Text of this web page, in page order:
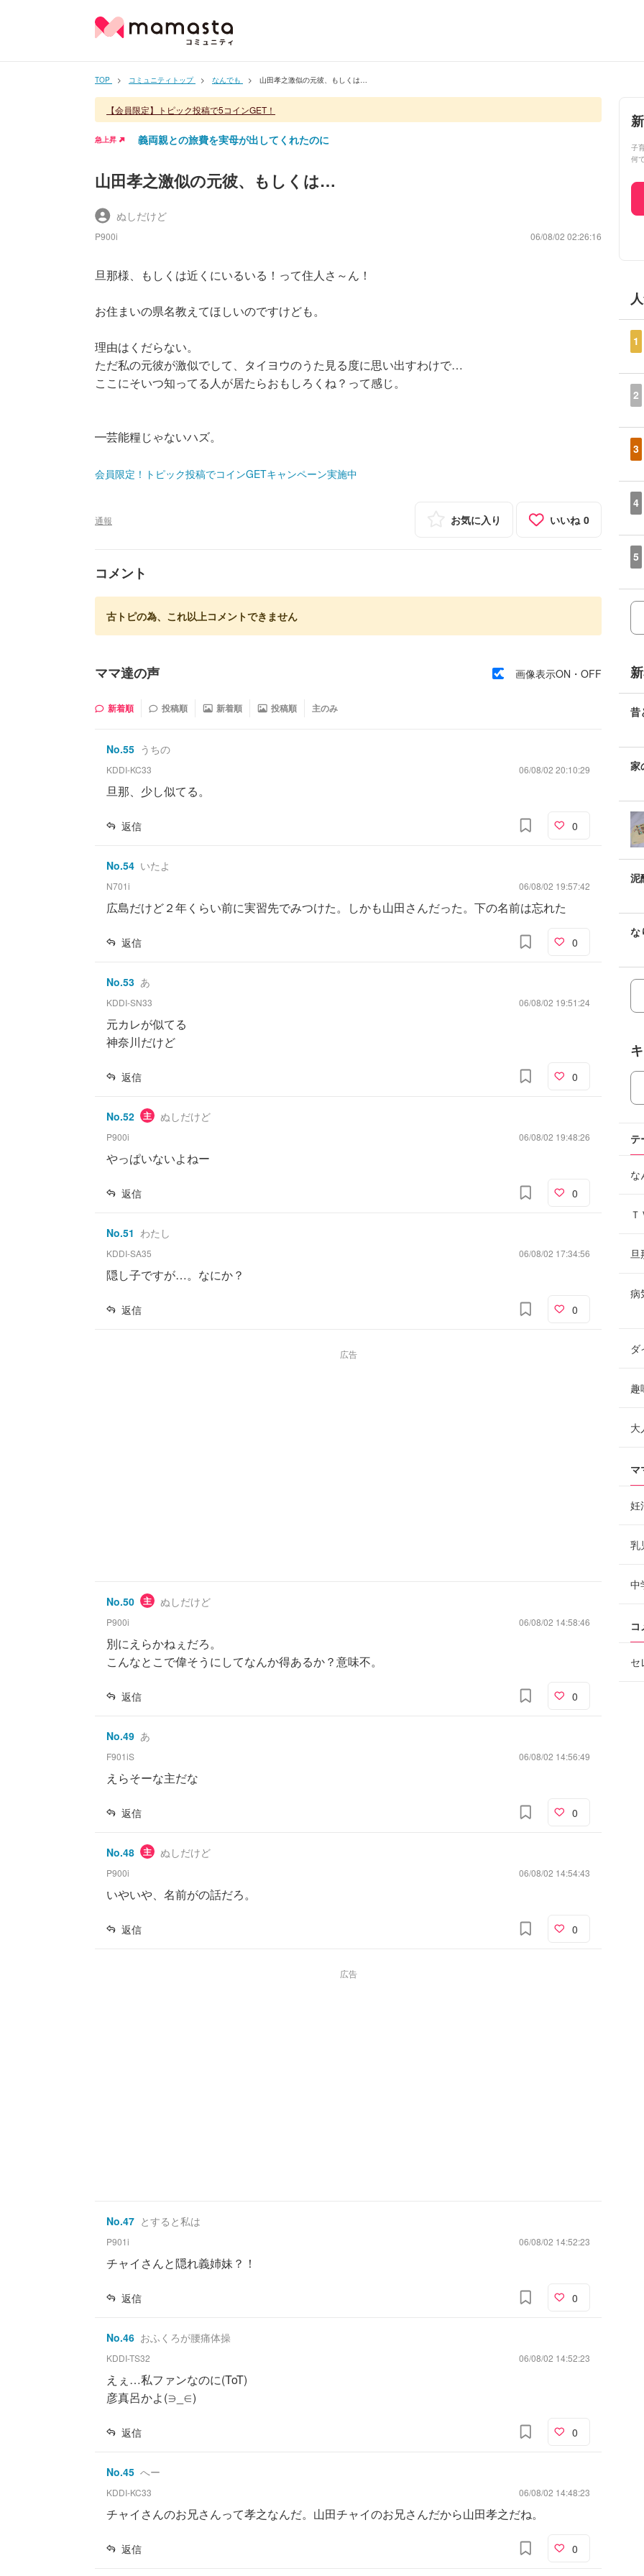
TOP コミュニティトップ なんでも 山田孝之激似の元彼、もしくは…
【会員限定】トピック投稿で5コインGET！
急上昇 義両親との旅費を実母が出してくれたのに
山田孝之激似の元彼、もしくは…
ぬしだけど
P900i 06/08/02 02:26:16
旦那様、もしくは近くにいるいる！って住人さ～ん！
お住まいの県名教えてほしいのですけども。
理由はくだらない。
ただ私の元彼が激似でして、タイヨウのうた見る度に思い出すわけで…
ここにそいつ知ってる人が居たらおもしろくね？って感じ。
━芸能糧じゃないハズ。
会員限定！トピック投稿でコインGETキャンペーン実施中
通報 お気に入り いいね 0
コメント
古トピの為、これ以上コメントできません
ママ達の声 画像表示ON・OFF
新着順 投稿順 新着順 投稿順 主のみ
No.55 うちの
KDDI-KC33 06/08/02 20:10:29
旦那、少し似てる。
返信 0
No.54 いたよ
N701i 06/08/02 19:57:42
広島だけど２年くらい前に実習先でみつけた。しかも山田さんだった。下の名前は忘れた
返信 0
No.53 あ
KDDI-SN33 06/08/02 19:51:24
元カレが似てる
神奈川だけど
返信 0
No.52 主 ぬしだけど
P900i 06/08/02 19:48:26
やっぱいないよねー
返信 0
No.51 わたし
KDDI-SA35 06/08/02 17:34:56
隠し子ですが…。なにか？
返信 0
広告
No.50 主 ぬしだけど
P900i 06/08/02 14:58:46
別にえらかねぇだろ。
こんなとこで偉そうにしてなんか得あるか？意味不。
返信 0
No.49 あ
F901iS 06/08/02 14:56:49
えらそーな主だな
返信 0
No.48 主 ぬしだけど
P900i 06/08/02 14:54:43
いやいや、名前がの話だろ。
返信 0
広告
No.47 とすると私は
P901i 06/08/02 14:52:23
チャイさんと隠れ義姉妹？！
返信 0
No.46 おふくろが腰痛体操
KDDI-TS32 06/08/02 14:52:23
えぇ…私ファンなのに(ToT)
彦真呂かよ(∋_∈)
返信 0
No.45 へー
KDDI-KC33 06/08/02 14:48:23
チャイさんのお兄さんって孝之なんだ。山田チャイのお兄さんだから山田孝之だね。
返信 0
子
何
1
2
3
4
5
昔
事
家
泥
な
テ
な
旦
病
ダ
趣
大
マ
妊
乳
中
セ